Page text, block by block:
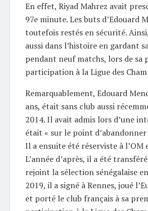
En effet, Riyad Mahrez avait
97e minute. Les buts d’Edouard
toutefois restés en sécurité.
aussi dans l’histoire en gardant
pendant neuf matchs, lors de sa
participation à la Ligue des
Remarquablement, Edouard
ans, était sans club aussi
2014. Il avait admis lors d’une
était « sur le point
Il a ensuite été réserviste à l’OM
L’année d’après, il a été
rejoint la sélection sénégalaise
2019, il a signé à Rennes, joué
et porté le club français à sa